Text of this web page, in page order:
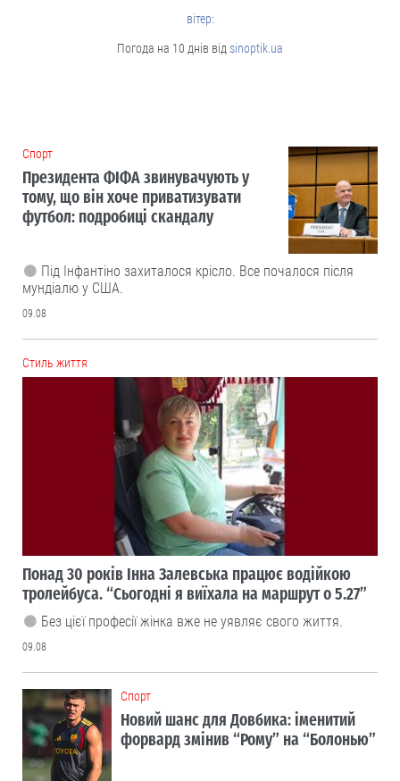
вітер:
Погода на 10 днів від sinoptik.ua
Cпорт
Президента ФІФА звинувачують у
тому, що він хоче приватизувати
футбол: подробиці скандалу
Під Інфантіно захиталося крісло. Все почалося після
мундіалю у США.
09.08
Cтиль життя
Понад 30 років Інна Залевська працює водійкою
тролейбуса. “Сьогодні я виїхала на маршрут о 5.27”
Без цієї професії жінка вже не уявляє свого життя.
09.08
Cпорт
Новий шанс для Довбика: іменитий
форвард змінив “Рому” на “Болонью”